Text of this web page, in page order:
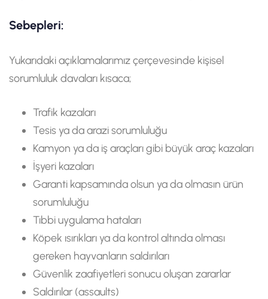
Sebepleri:
Yukarıdaki açıklamalarımız çerçevesinde kişisel
sorumluluk davaları kısaca;
Trafik kazaları
Tesis ya da arazi sorumluluğu
Kamyon ya da iş araçları gibi büyük araç kazaları
İşyeri kazaları
Garanti kapsamında olsun ya da olmasın ürün
sorumluluğu
Tıbbi uygulama hataları
Köpek ısırıkları ya da kontrol altında olması
gereken hayvanların saldırıları
Güvenlik zaafiyetleri sonucu oluşan zararlar
Saldırılar (assaults)